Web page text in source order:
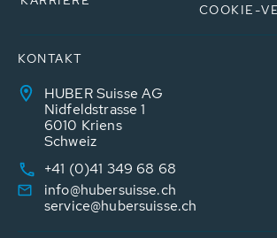
COOKIE-
KONTAKT
HUBER Suisse AG
Nidfeldstrasse 1
6010 Kriens
Schweiz
+41 (0)41 349 68 68
info@hubersuisse.ch
service@hubersuisse.ch